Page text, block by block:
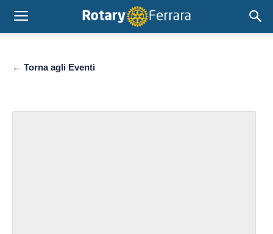
← Torna agli Eventi